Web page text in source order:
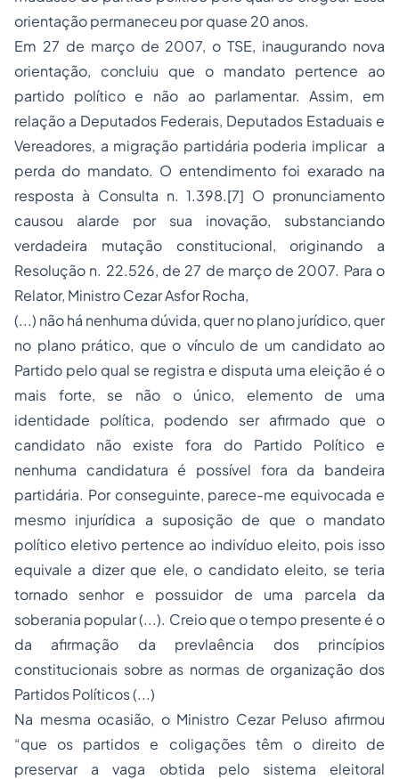
orientação permaneceu por quase 20 anos.
Em 27 de março de 2007, o TSE, inaugurando nova
orientação, concluiu que o mandato pertence ao
partido político e não ao parlamentar. Assim, em
relação a Deputados Federais, Deputados Estaduais e
Vereadores, a migração partidária poderia implicar a
perda do mandato. O entendimento foi exarado na
resposta à Consulta n. 1.398.[7] O pronunciamento
causou alarde por sua inovação, substanciando
verdadeira mutação constitucional, originando a
Resolução n. 22.526, de 27 de março de 2007. Para o
Relator, Ministro Cezar Asfor Rocha,
(...) não há nenhuma dúvida, quer no plano jurídico, quer
no plano prático, que o vínculo de um candidato ao
Partido pelo qual se registra e disputa uma eleição é o
mais forte, se não o único, elemento de uma
identidade política, podendo ser afirmado que o
candidato não existe fora do Partido Político e
nenhuma candidatura é possível fora da bandeira
partidária. Por conseguinte, parece-me equivocada e
mesmo injurídica a suposição de que o mandato
político eletivo pertence ao indivíduo eleito, pois isso
equivale a dizer que ele, o candidato eleito, se teria
tornado senhor e possuidor de uma parcela da
soberania popular (...). Creio que o tempo presente é o
da afirmação da prevlaência dos princípios
constitucionais sobre as normas de organização dos
Partidos Políticos (...)
Na mesma ocasião, o Ministro Cezar Peluso afirmou
“que os partidos e coligações têm o direito de
preservar a vaga obtida pelo sistema eleitoral